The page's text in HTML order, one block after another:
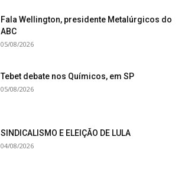
Fala Wellington, presidente Metalúrgicos do
ABC
05/08/2026
Tebet debate nos Químicos, em SP
05/08/2026
SINDICALISMO E ELEIÇÃO DE LULA
04/08/2026